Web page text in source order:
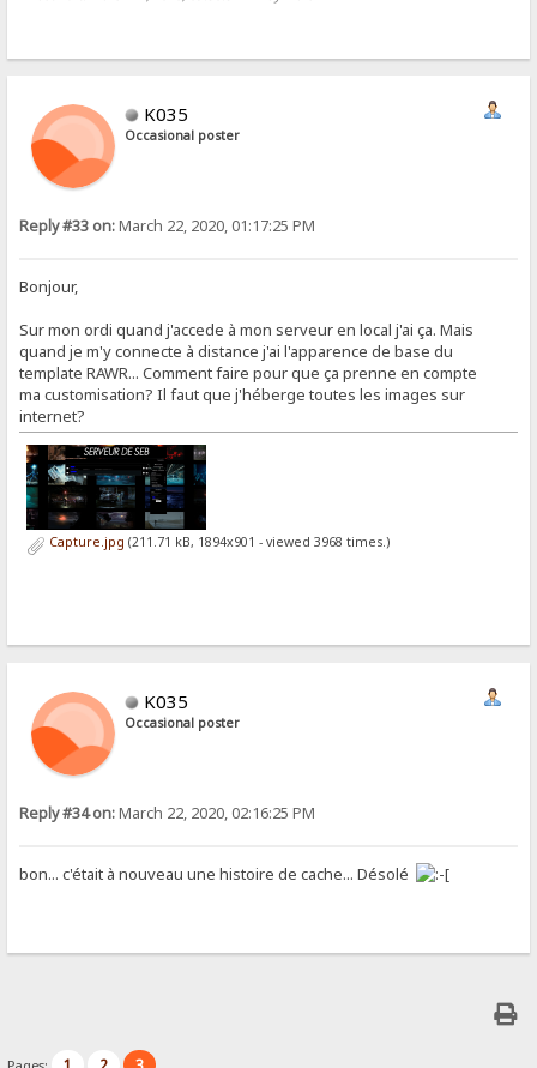
K035
Occasional poster
Reply #33 on:March 22, 2020, 01:17:25 PM
Bonjour,
Sur mon ordi quand j'accede à mon serveur en local j'ai ça. Mais
quand je m'y connecte à distance j'ai l'apparence de base du
template RAWR... Comment faire pour que ça prenne en compte
ma customisation? Il faut que j'héberge toutes les images sur
internet?
Capture.jpg (211.71 kB, 1894x901 - viewed 3968 times.)
K035
Occasional poster
Reply #34 on:March 22, 2020, 02:16:25 PM
bon... c'était à nouveau une histoire de cache... Désolé